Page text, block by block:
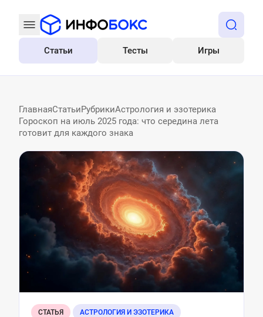
Все
Статьи Тесты Игры
ГлавнаяСтатьиРубрикиАстрология и эзотерика
Гороскоп на июль 2025 года: что середина лета
готовит для каждого знака
СТАТЬЯ АСТРОЛОГИЯ И ЭЗОТЕРИКА